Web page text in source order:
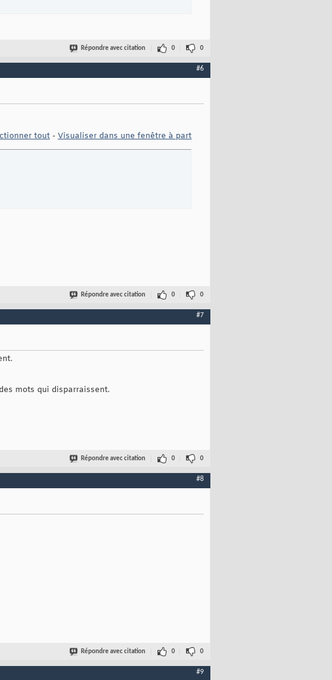
Répondre avec citation 0 0
#6
tout - Visualiser dans une fenêtre à part
Répondre avec citation 0 0
#7
mots qui disparraissent.
Répondre avec citation 0 0
#8
Répondre avec citation 0 0
#9